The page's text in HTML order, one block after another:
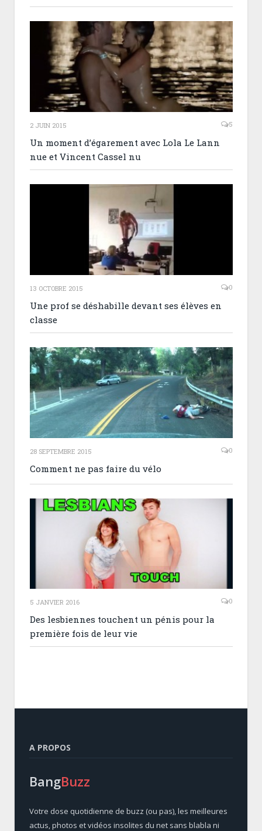
2 JUIN 2015 5
Un moment d’égarement avec Lola Le Lann
nue et Vincent Cassel nu
13 OCTOBRE 2015 0
Une prof se déshabille devant ses élèves en
classe
28 SEPTEMBRE 2015 0
Comment ne pas faire du vélo
5 JANVIER 2016 0
Des lesbiennes touchent un pénis pour la
première fois de leur vie
A PROPOS
BangBuzz
Votre dose quotidienne de buzz (ou pas), les meilleures
actus, photos et vidéos insolites du net sans blabla ni